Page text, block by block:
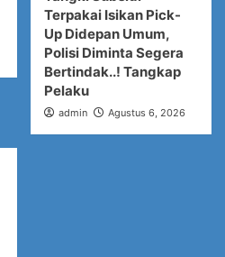
Terpakai Isikan Pick-
Up Didepan Umum,
Polisi Diminta Segera
Bertindak..! Tangkap
Pelaku
admin Agustus 6, 2026